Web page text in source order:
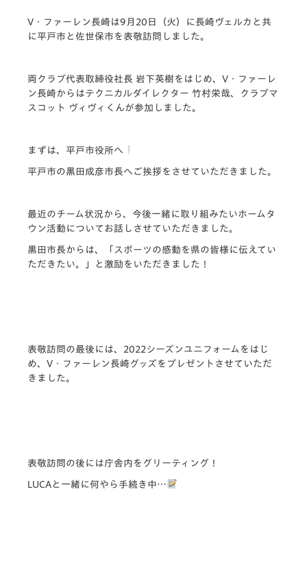
V・ファーレン長崎は9月20日（火）に長崎ヴェルカと共
に平戸市と佐世保市を表敬訪問しました。
両クラブ代表取締役社長 岩下英樹をはじめ、V・ファーレ
ン長崎からはテクニカルダイレクター 竹村栄哉、クラブマ
スコット ヴィヴィくんが参加しました。
まずは、平戸市役所へ
平戸市の黒田成彦市長へご挨拶をさせていただきました。
最近のチーム状況から、今後一緒に取り組みたいホームタ
ウン活動についてお話しさせていただきました。
黒田市長からは、「スポーツの感動を県の皆様に伝えてい
ただきたい。」と激励をいただきました！
表敬訪問の最後には、2022シーズンユニフォームをはじ
め、V・ファーレン長崎グッズをプレゼントさせていただ
きました。
表敬訪問の後には庁舎内をグリーティング！
LUCAと一緒に何やら手続き中…